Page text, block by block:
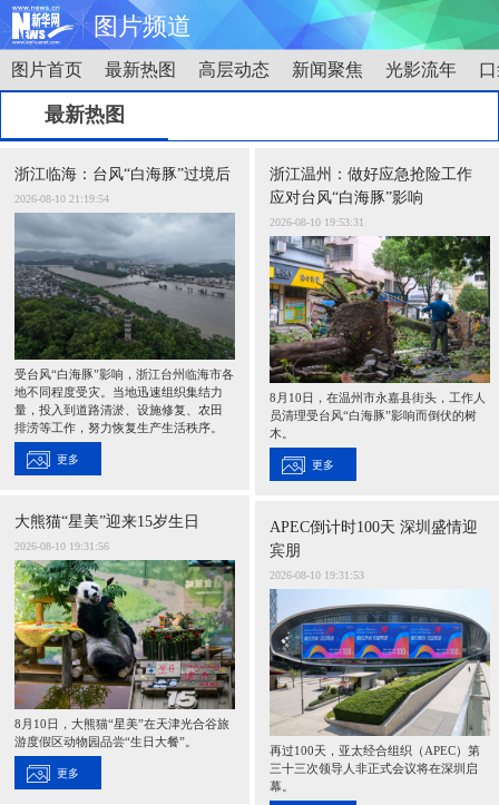
图片频道
首页 时政 国际 财经
娱乐 体育 人事 教育
时尚 地方 法治
港澳 华人 汽车
科技 房产 公司
图片 视频 彩票 食品
旅游 健康 信息化 数据
金融 军事
富媒体 摄影 新华广播
新华电视中文 新华电视英文
图片首页 最新热图 高层动态 新闻聚焦 光影流年
最新热图
浙江临海：台风“白海豚”过境后
2026-08-10 21:19:54
受台风“白海豚”影响，浙江台州临海市各
地不同程度受灾。当地迅速组织集结力
量，投入到道路清淤、设施修复、农田
排涝等工作，努力恢复生产生活秩序。
更多
浙江温州：做好应急抢险工作
应对台风“白海豚”影响
2026-08-10 19:53:31
8月10日，在温州市永嘉县街头，工作人
员清理受台风“白海豚”影响而倒伏的树
木。
更多
大熊猫“星美”迎来15岁生日
2026-08-10 19:31:56
8月10日，大熊猫“星美”在天津光合谷旅
游度假区动物园品尝“生日大餐”。
更多
APEC倒计时100天 深圳盛情迎
宾朋
2026-08-10 19:31:53
再过100天，亚太经合组织（APEC）第
三十三次领导人非正式会议将在深圳启
幕。